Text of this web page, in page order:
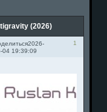
(2026)
1
2026-
04 19:39:09